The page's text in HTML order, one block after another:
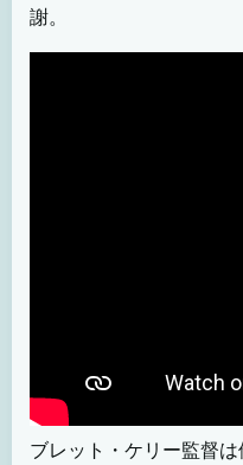
謝。
ブレット・ケリー監督